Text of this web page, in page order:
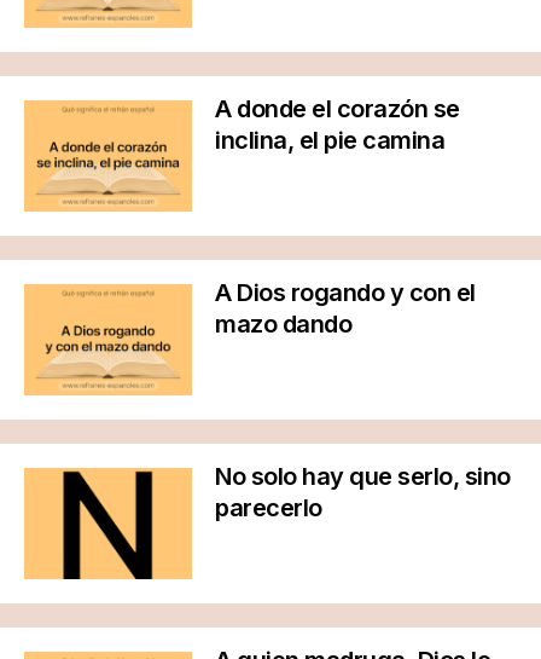
A donde el corazón se
inclina, el pie camina
A Dios rogando y con el
mazo dando
No solo hay que serlo, sino
parecerlo